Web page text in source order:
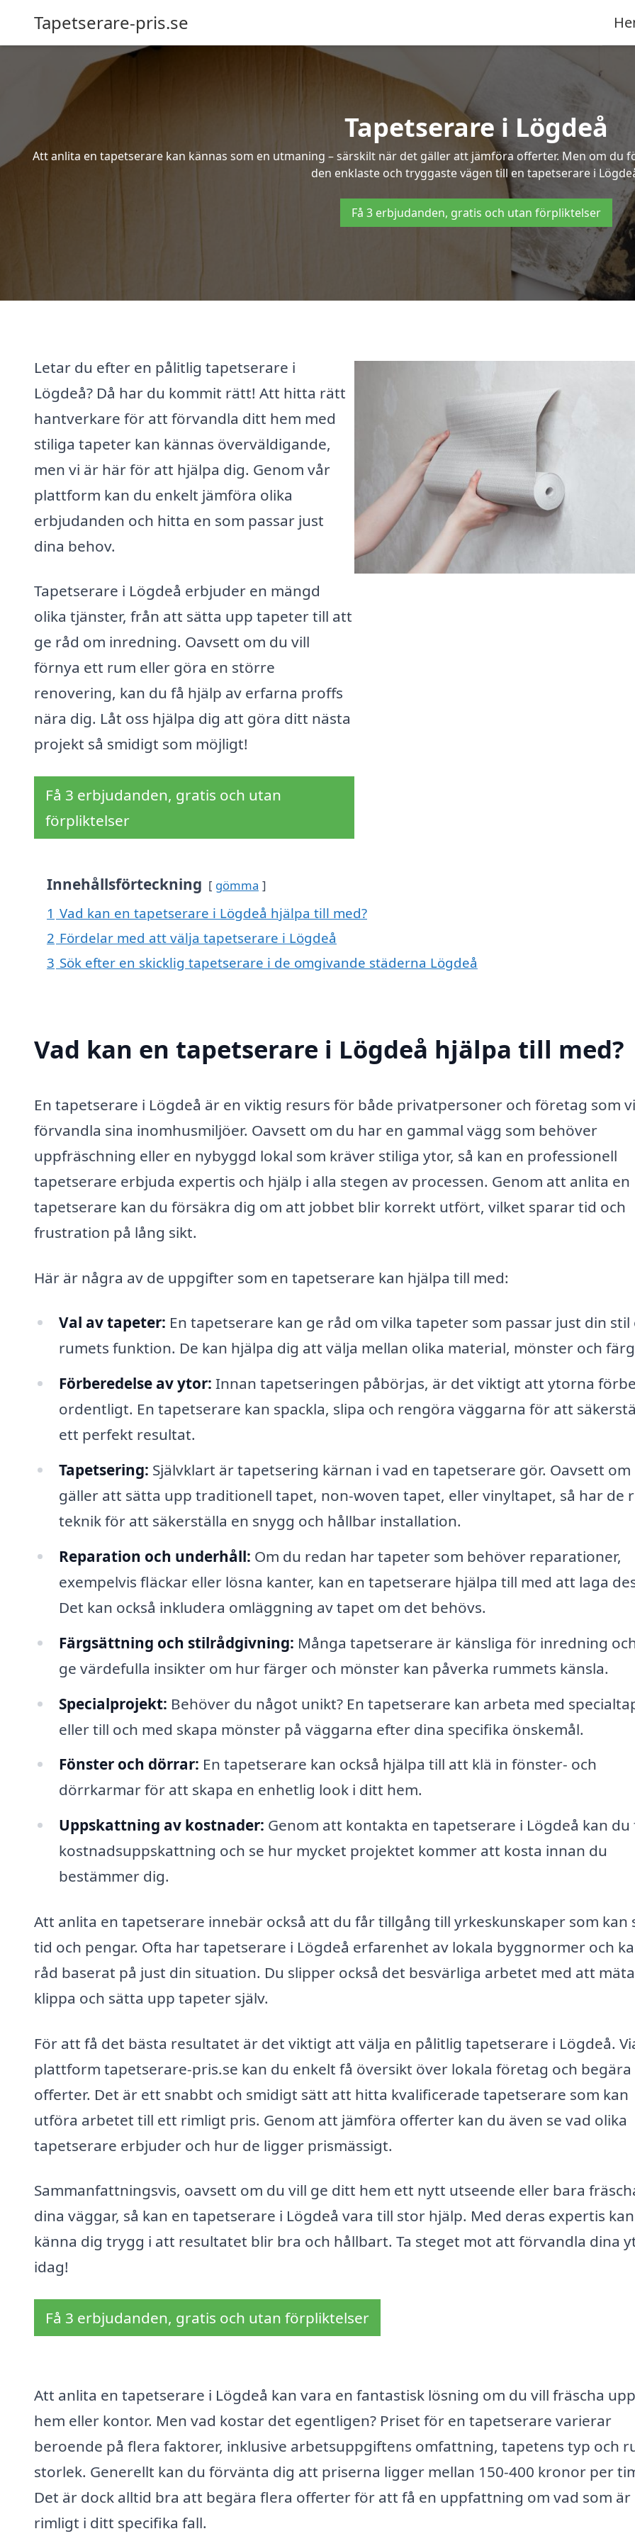
Tapetserare-pris.se
Tapetserare i Lögdeå
Att anlita en tapetserare kan kännas som en utmaning – särskilt när det gäller att jämföra offerter. Men om
den enklaste och tryggaste vägen till en tapetserare i
Få 3 erbjudanden, gratis och utan förpliktelser
Letar du efter en pålitlig tapetserare i
Lögdeå? Då har du kommit rätt! Att hitta rätt
hantverkare för att förvandla ditt hem med
stiliga tapeter kan kännas överväldigande,
men vi är här för att hjälpa dig. Genom vår
plattform kan du enkelt jämföra olika
erbjudanden och hitta en som passar just
dina behov.
Tapetserare i Lögdeå erbjuder en mängd
olika tjänster, från att sätta upp tapeter till att
ge råd om inredning. Oavsett om du vill
förnya ett rum eller göra en större
renovering, kan du få hjälp av erfarna proffs
nära dig. Låt oss hjälpa dig att göra ditt nästa
projekt så smidigt som möjligt!
Få 3 erbjudanden, gratis och utan
förpliktelser
Innehållsförteckning gömma
1 Vad kan en tapetserare i Lögdeå hjälpa till med?
2 Fördelar med att välja tapetserare i Lögdeå
3 Sök efter en skicklig tapetserare i de omgivande städerna Lögdeå
Vad kan en tapetserare i Lögdeå hjälpa till med?
En tapetserare i Lögdeå är en viktig resurs för både privatpersoner och företag som
förvandla sina inomhusmiljöer. Oavsett om du har en gammal vägg som behöver
uppfräschning eller en nybyggd lokal som kräver stiliga ytor, så kan en professionell
tapetserare erbjuda expertis och hjälp i alla stegen av processen. Genom att anlita en
tapetserare kan du försäkra dig om att jobbet blir korrekt utfört, vilket sparar tid och
frustration på lång sikt.
Här är några av de uppgifter som en tapetserare kan hjälpa till med:
Val av tapeter: En tapetserare kan ge råd om vilka tapeter som passar just din stil
rumets funktion. De kan hjälpa dig att välja mellan olika material, mönster och
Förberedelse av ytor: Innan tapetseringen påbörjas, är det viktigt att ytorna
ordentligt. En tapetserare kan spackla, slipa och rengöra väggarna för att
ett perfekt resultat.
Tapetsering: Självklart är tapetsering kärnan i vad en tapetserare gör. Oavsett
gäller att sätta upp traditionell tapet, non-woven tapet, eller vinyltapet, så har de
teknik för att säkerställa en snygg och hållbar installation.
Reparation och underhåll: Om du redan har tapeter som behöver reparationer,
exempelvis fläckar eller lösna kanter, kan en tapetserare hjälpa till med att laga
Det kan också inkludera omläggning av tapet om det behövs.
Färgsättning och stilrådgivning: Många tapetserare är känsliga för inredning
ge värdefulla insikter om hur färger och mönster kan påverka rummets känsla.
Specialprojekt: Behöver du något unikt? En tapetserare kan arbeta med
eller till och med skapa mönster på väggarna efter dina specifika önskemål.
Fönster och dörrar: En tapetserare kan också hjälpa till att klä in fönster- och
dörrkarmar för att skapa en enhetlig look i ditt hem.
Uppskattning av kostnader: Genom att kontakta en tapetserare i Lögdeå kan du
kostnadsuppskattning och se hur mycket projektet kommer att kosta innan du
bestämmer dig.
Att anlita en tapetserare innebär också att du får tillgång till yrkeskunskaper som kan
tid och pengar. Ofta har tapetserare i Lögdeå erfarenhet av lokala byggnormer och
råd baserat på just din situation. Du slipper också det besvärliga arbetet med att
klippa och sätta upp tapeter själv.
För att få det bästa resultatet är det viktigt att välja en pålitlig tapetserare i Lögdeå.
plattform tapetserare-pris.se kan du enkelt få översikt över lokala företag och begära
offerter. Det är ett snabbt och smidigt sätt att hitta kvalificerade tapetserare som kan
utföra arbetet till ett rimligt pris. Genom att jämföra offerter kan du även se vad olika
tapetserare erbjuder och hur de ligger prismässigt.
Sammanfattningsvis, oavsett om du vill ge ditt hem ett nytt utseende eller bara
dina väggar, så kan en tapetserare i Lögdeå vara till stor hjälp. Med deras expertis
känna dig trygg i att resultatet blir bra och hållbart. Ta steget mot att förvandla dina
idag!
Få 3 erbjudanden, gratis och utan förpliktelser
Att anlita en tapetserare i Lögdeå kan vara en fantastisk lösning om du vill fräscha
hem eller kontor. Men vad kostar det egentligen? Priset för en tapetserare varierar
beroende på flera faktorer, inklusive arbetsuppgiftens omfattning, tapetens typ och
storlek. Generellt kan du förvänta dig att priserna ligger mellan 150-400 kronor per
Det är dock alltid bra att begära flera offerter för att få en uppfattning om vad som är
rimligt i ditt specifika fall.